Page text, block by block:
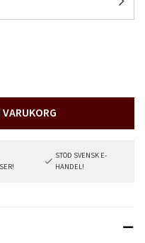
VARUKORG
STÖD SVENSK E-
HANDEL!